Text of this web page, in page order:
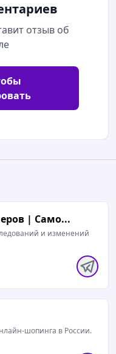
отзыв об
| Само...
и изменений
шопинга в России.